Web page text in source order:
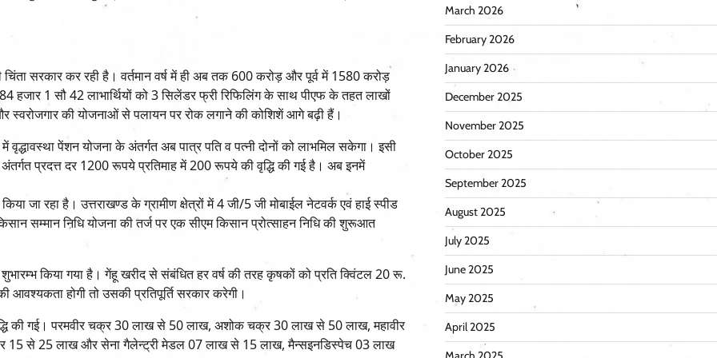
सरकार कर रही है। वर्तमान वर्ष में ही अब तक 600 करोड़ और पूर्व में 1580 करोड़
1 सौ 42 लाभार्थियों को 3 सिलेंडर फ्री रिफिलिंग के साथ पीएफ के तहत लाखों
स्वरोजगार की योजनाओं से पलायन पर रोक लगाने की कोशिशें आगे बढ़ी हैं।
वृद्धावस्था पेंशन योजना के अंतर्गत अब पात्र पति व पत्नी दोनों को लाभमिल सकेगा। इसी
अंतर्गत प्रदत्त दर 1200 रूपये प्रतिमाह में 200 रूपये की वृद्धि की गई है। अब इनमें
जा रहा है। उत्तराखण्ड के ग्रामीण क्षेत्रों में 4 जी/5 जी मोबाईल नेटवर्क एवं हाई स्पीड
सम्मान निधि योजना की तर्ज पर एक सीएम किसान प्रोत्साहन निधि की शुरूआत
किया गया है। गेंहू खरीद से संबंधित हर वर्ष की तरह कृषकों को प्रति क्विंटल 20 रू.
आवश्यकता होगी तो उसकी प्रतिपूर्ति सरकार करेगी।
की गई। परमवीर चक्र 30 लाख से 50 लाख, अशोक चक्र 30 लाख से 50 लाख, महावीर
15 से 25 लाख और सेना गैलेन्ट्री मेडल 07 लाख से 15 लाख, मैन्सइनडिस्पेच 03 लाख
March 2026
February 2026
January 2026
December 2025
November 2025
October 2025
September 2025
August 2025
July 2025
June 2025
May 2025
April 2025